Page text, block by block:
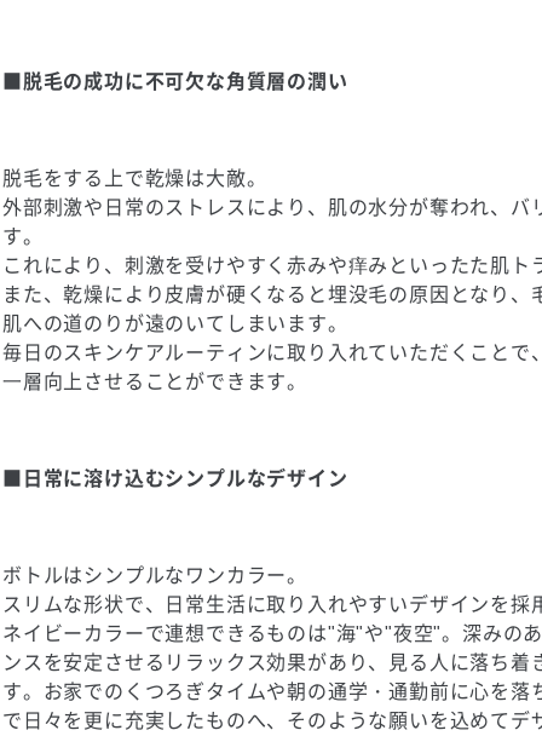
■脱毛の成功に不可欠な角質層の潤い
脱毛をする上で乾燥は大敵。
外部刺激や日常のストレスにより、肌の水分が奪われ、
す。
これにより、刺激を受けやすく赤みや痒みといったた肌
また、乾燥により皮膚が硬くなると埋没毛の原因となり
肌への道のりが遠のいてしまいます。
毎日のスキンケアルーティンに取り入れていただくこと
⼀層向上させることができます。
■日常に溶け込むシンプルなデザイン
ボトルはシンプルなワンカラー。
スリムな形状で、日常生活に取り入れやすいデザインを採
ネイビーカラーで連想できるものは"海"や"夜空"。深みの
ンスを安定させるリラックス効果があり、見る人に落ち
す。お家でのくつろぎタイムや朝の通学・通勤前に心を
で日々を更に充実したものへ、そのような願いを込めてデ